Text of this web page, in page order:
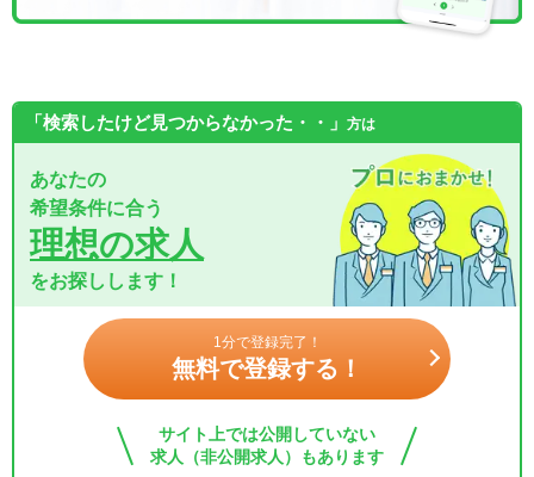
「検索したけど見つからなかった・・」 方は
あなたの
希望条件に合う
理想の求人
をお探しします！
1分で登録完了！
無料で登録する！
サイト上では公開していない
求人（非公開求人）もあります